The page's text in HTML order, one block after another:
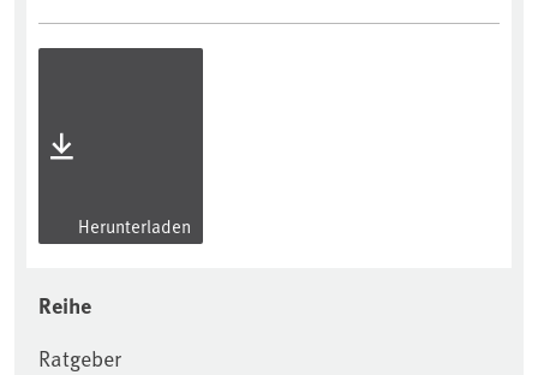
Herunterladen
Reihe
Ratgeber